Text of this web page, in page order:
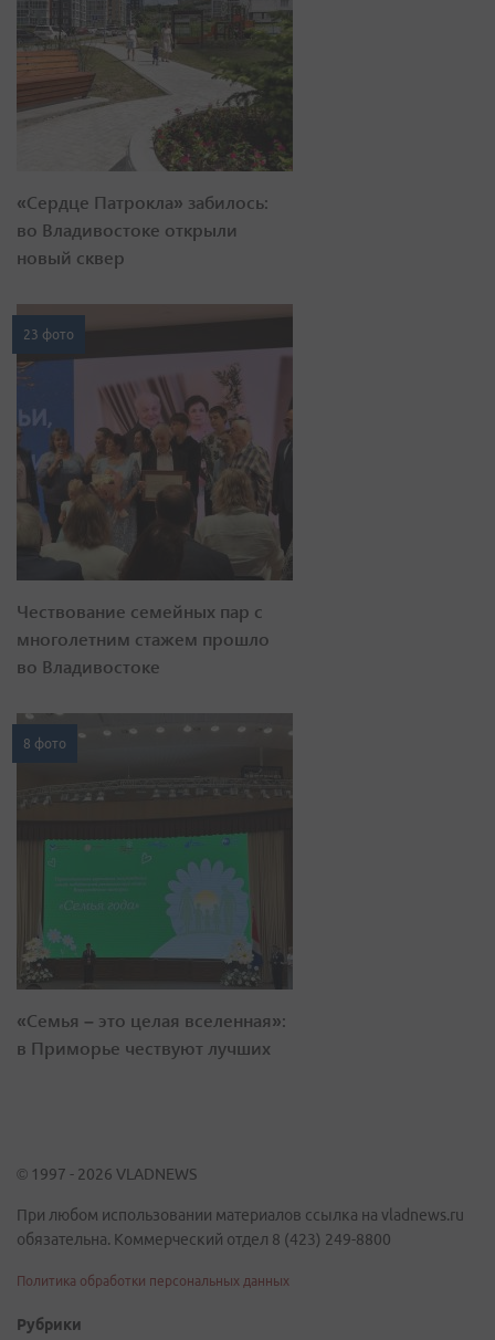
«Сердце Патрокла» забилось:
во Владивостоке открыли
новый сквер
23 фото
Чествование семейных пар с
многолетним стажем прошло
во Владивостоке
8 фото
«Семья – это целая вселенная»:
в Приморье чествуют лучших
© 1997 - 2026 VLADNEWS
При любом использовании материалов ссылка на vladnews.ru
обязательна. Коммерческий отдел 8 (423) 249-8800
Политика обработки персональных данных
Рубрики